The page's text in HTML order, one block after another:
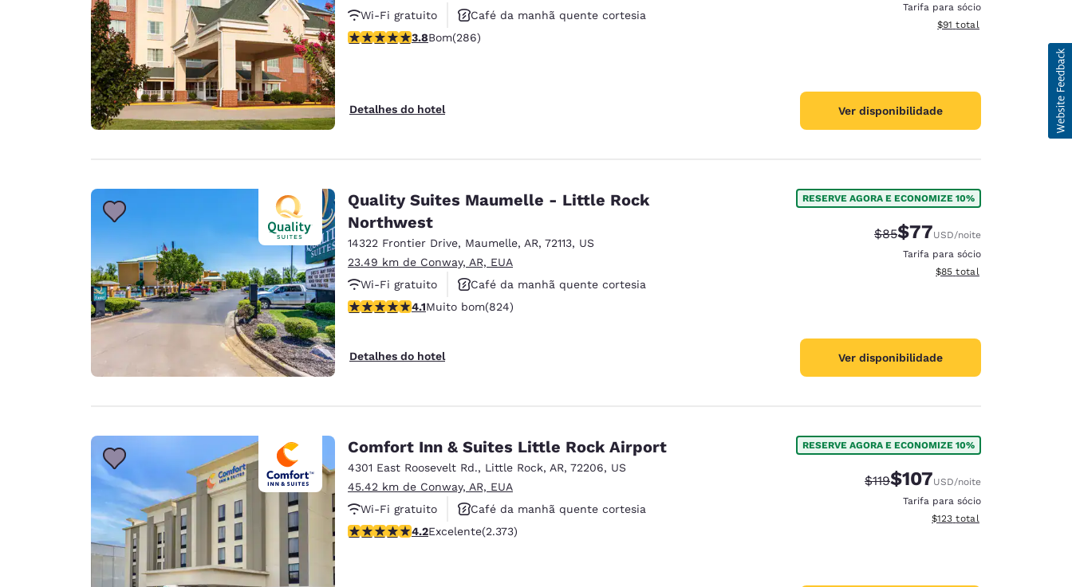
Wi-Fi gratuito
Café da manhã quente cortesia
Não fumante
classificação 3.78 estrelas. Bom. 286 avaliações
3.8Bom(286)
Detalhes do hotel
Tarifa para sócio
Exibir detalhes do total
$91 total
Ver disponibilidade
Quality Suites Maumelle - Little Rock
Northwest
14322 Frontier Drive, Maumelle, AR, 72113, US
23.49 km de Conway, AR, EUA
Wi-Fi gratuito
Café da manhã quente cortesia
Aceita animais de estimação
classificação 4.09 estrelas. Muito bom. 824 avaliações
4.1Muito bom(824)
Detalhes do hotel
RESERVE AGORA E ECONOMIZE 10%
Tarifa anterior “tachada”:
$85Tarifa com desconto:
$77USD/noite
Tarifa para sócio
Exibir detalhes do total
$85 total
Ver disponibilidade
Comfort Inn & Suites Little Rock Airport
4301 East Roosevelt Rd., Little Rock, AR, 72206, US
45.42 km de Conway, AR, EUA
Wi-Fi gratuito
Café da manhã quente cortesia
Aceita animais de estimação
classificação 4.24 estrelas. Excelente. 2373 avaliações
4.2Excelente(2.373)
RESERVE AGORA E ECONOMIZE 10%
Tarifa anterior “tachada”:
$119Tarifa com desconto:
$107USD/noite
Tarifa para sócio
Exibir detalhes do total
$123 total